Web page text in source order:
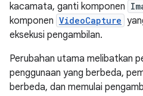
kacamata, ganti komponen
komponen VideoCapture
eksekusi pengambilan.
Perubahan utama melibatkan
penggunaan yang berbeda,
berbeda, dan memulai